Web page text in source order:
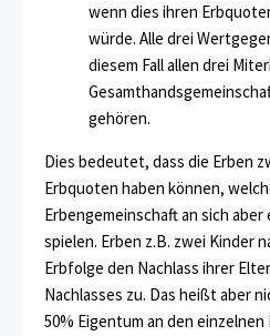
wenn dies ihren
würde. Alle drei
diesem Fall allen drei
gehören.
Dies bedeutet, dass die Erben
Erbquoten haben können,
Erbengemeinschaft an sich aber
spielen. Erben z.B. zwei Kinder
Erbfolge den Nachlass ihrer
Nachlasses zu. Das heißt aber
50% Eigentum an den